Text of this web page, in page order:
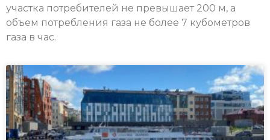
участка потребителей не превышает 200 м, а
объем потребления газа не более 7 кубометров
газа в час.